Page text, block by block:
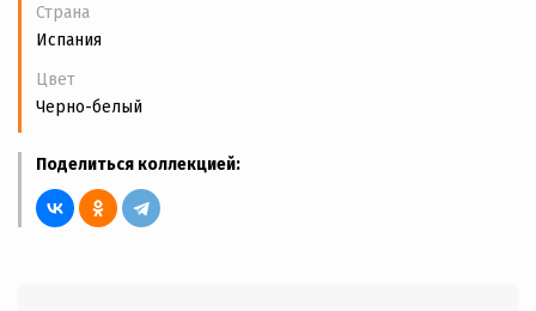
Страна
Испания
Цвет
Черно-белый
Поделиться коллекцией: